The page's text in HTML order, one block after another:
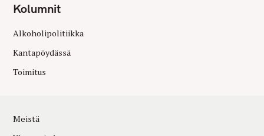
Kolumnit
Alkoholipolitiikka
Kantapöydässä
Toimitus
Meistä